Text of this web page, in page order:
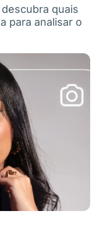
quais
para analisar o